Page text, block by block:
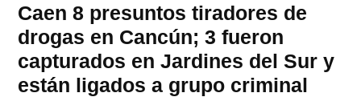
Caen 8 presuntos tiradores de
drogas en Cancún; 3 fueron
capturados en Jardines del Sur y
están ligados a grupo criminal